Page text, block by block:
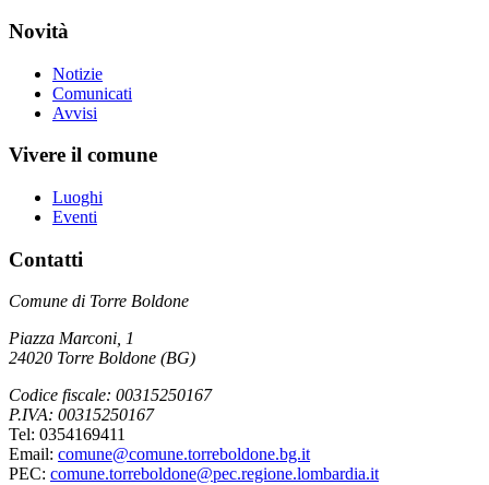
Novità
Notizie
Comunicati
Avvisi
Vivere il comune
Luoghi
Eventi
Contatti
Comune di Torre Boldone
Piazza Marconi, 1
24020 Torre Boldone (BG)
Codice fiscale: 00315250167
P.IVA: 00315250167
Tel: 0354169411
Email: comune@comune.torreboldone.bg.it
PEC: comune.torreboldone@pec.regione.lombardia.it